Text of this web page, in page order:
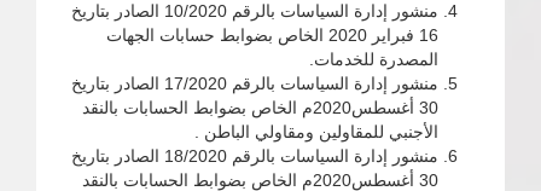
منشور إدارة السياسات بالرقم 10/2020 الصادر بتاريخ
16 فبراير 2020 الخاص بضوابط حسابات الجهات
المصدرة للخدمات.
منشور إدارة السياسات بالرقم 17/2020 الصادر بتاريخ
30 أغسطس2020م الخاص بضوابط الحسابات بالنقد
الأجنبي للمقاولين ومقاولي الباطن .
منشور إدارة السياسات بالرقم 18/2020 الصادر بتاريخ
30 أغسطس2020م الخاص بضوابط الحسابات بالنقد